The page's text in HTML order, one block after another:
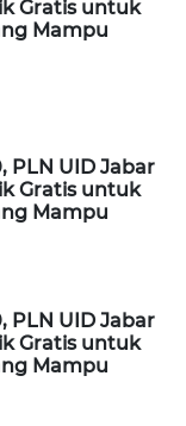
Gratis untuk
Mampu
PLN UID Jabar
Gratis untuk
Mampu
PLN UID Jabar
Gratis untuk
Mampu